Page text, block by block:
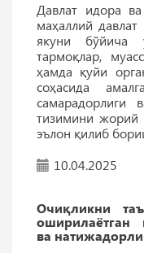
Давлат идора
маҳаллий
якуни бўйича
тармоқлар,
ҳамда қуйи
соҳасида
самарадорлиги
тизимини жорий
эълон қилиб
10.04.2025
Oчиқликни
оширилаётган
ва